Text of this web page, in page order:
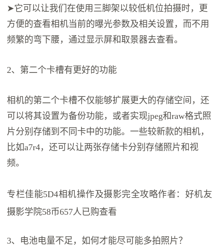
➤它可以让我们在使用三脚架以较低机位拍摄时，更
方便的查看相机当前的曝光参数及相关设置，而不用
频繁的弯下腰，通过显示屏和取景器去查看。
2、第二个卡槽有更好的功能
相机的第二个卡槽不仅能够扩展更大的存储空间，还
可以将其设置为备份功能，或者实现jpeg和raw格式照
片分别存储到不同卡中的功能。一些较新款的相机，
比如a7r4，还可以让两张存储卡分别存储照片和视
频。
专栏佳能5D4相机操作及摄影完全攻略作者：好机友
摄影学院58币657人已购查看
3、电池电量不足，如何才能尽可能多拍照片？